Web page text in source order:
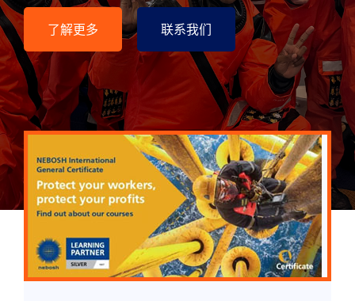
了解更多 联系我们
了解更多 联系我们
了解更多 联系我们
了解更多 联系我们
了解更多 联系我们
了解更多 联系我们